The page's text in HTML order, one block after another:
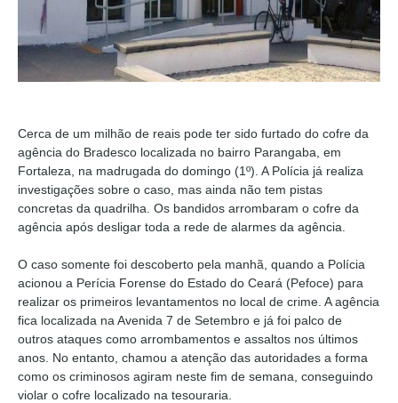
Cerca de um milhão de reais pode ter sido furtado do cofre da
agência do Bradesco localizada no bairro Parangaba, em
Fortaleza, na madrugada do domingo (1º). A Polícia já realiza
investigações sobre o caso, mas ainda não tem pistas
concretas da quadrilha. Os bandidos arrombaram o cofre da
agência após desligar toda a rede de alarmes da agência.
O caso somente foi descoberto pela manhã, quando a Polícia
acionou a Perícia Forense do Estado do Ceará (Pefoce) para
realizar os primeiros levantamentos no local de crime. A agência
fica localizada na Avenida 7 de Setembro e já foi palco de
outros ataques como arrombamentos e assaltos nos últimos
anos. No entanto, chamou a atenção das autoridades a forma
como os criminosos agiram neste fim de semana, conseguindo
violar o cofre localizado na tesouraria.